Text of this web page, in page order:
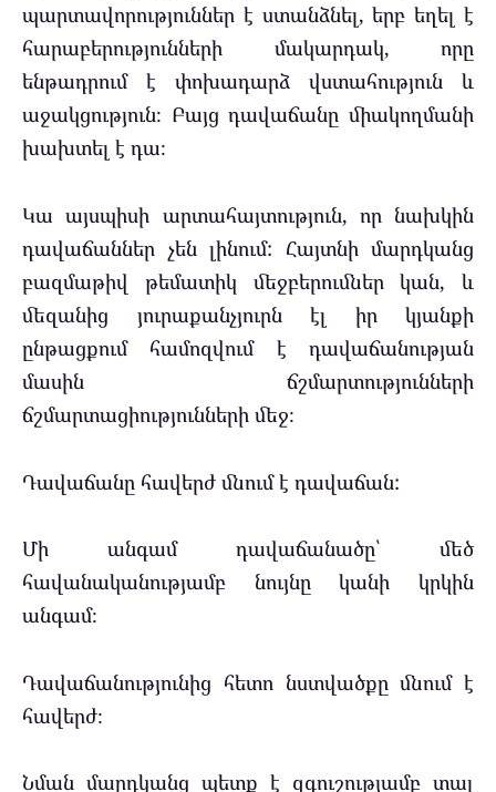
պարտավորություններ է ստանձնել, երբ եղել է
հարաբերությունների մակարդակ, որը
ենթադրում է փոխադարձ վստահություն և
աջակցություն։ Բայց դավաճանը միակողմանի
խախտել է դա։
Կա այսպիսի արտահայտություն, որ նախկին
դավաճաններ չեն լինում: Հայտնի մարդկանց
բազմաթիվ թեմատիկ մեջբերումներ կան, և
մեզանից յուրաքանչյուրն էլ իր կյանքի
ընթացքում համոզվում է դավաճանության
մասին ճշմարտությունների
ճշմարտացիությունների մեջ։
Դավաճանը հավերժ մնում է դավաճան:
Մի անգամ դավաճանածը՝ մեծ
հավանականությամբ նույնը կանի կրկին
անգամ։
Դավաճանությունից հետո նստվածքը մնում է
հավերժ։
Նման մարդկանց պետք է զգուշությամբ տալ